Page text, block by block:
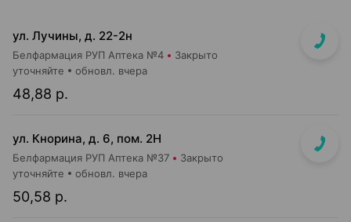
ул. Лучины, д. 22-2н
Белфармация РУП Аптека №4 Закрыто
48,88 р.
уточняйте обновл. вчера
ул. Кнорина, д. 6, пом. 2Н
Белфармация РУП Аптека №37 Закрыто
50,58 р.
уточняйте обновл. вчера